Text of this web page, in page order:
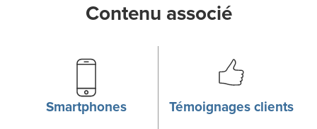
Contenu associé
Smartphones Témoignages clients